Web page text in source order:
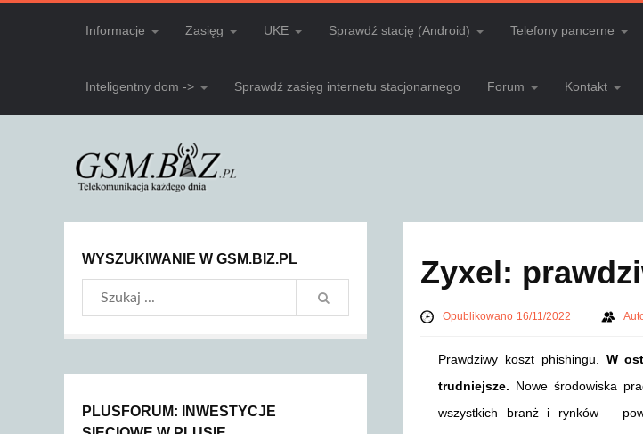
Informacje Zasięg UKE Sprawdź stację (Android) Telefony pancerne
Inteligentny dom -> Sprawdź zasięg internetu stacjonarnego Forum Kontakt
Zyxel:
Opublikowano 16/11/2022
Prawdziwy koszt phishingu. W
trudniejsze. Nowe środowiska
wszystkich branż i rynków –
WYSZUKIWANIE W GSM.BIZ.PL
PLUSFORUM: INWESTYCJE